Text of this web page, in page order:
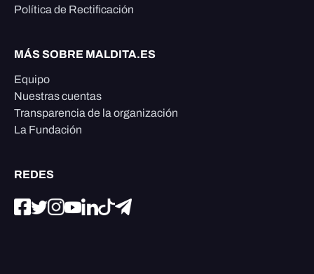
Política de Rectificación
MÁS SOBRE MALDITA.ES
Equipo
Nuestras cuentas
Transparencia de la organización
La Fundación
REDES